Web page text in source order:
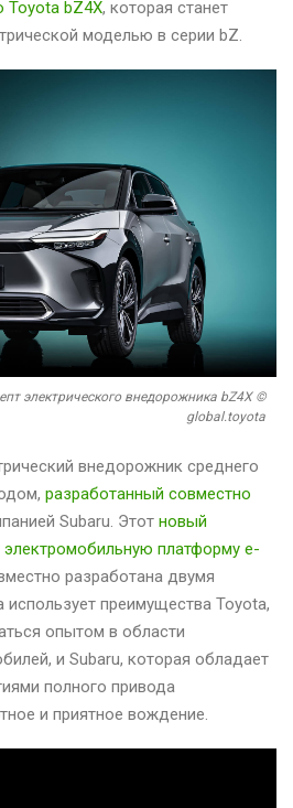
Toyota bZ4X, которая станет
моделью в серии bZ.
электрического внедорожника bZ4X ©
global.toyota
внедорожник среднего
разработанный совместно
Subaru. Этот новый
электромобильную платформу e-
разработана двумя
преимущества Toyota,
опытом в области
и Subaru, которая обладает
полного привода
и приятное вождение.